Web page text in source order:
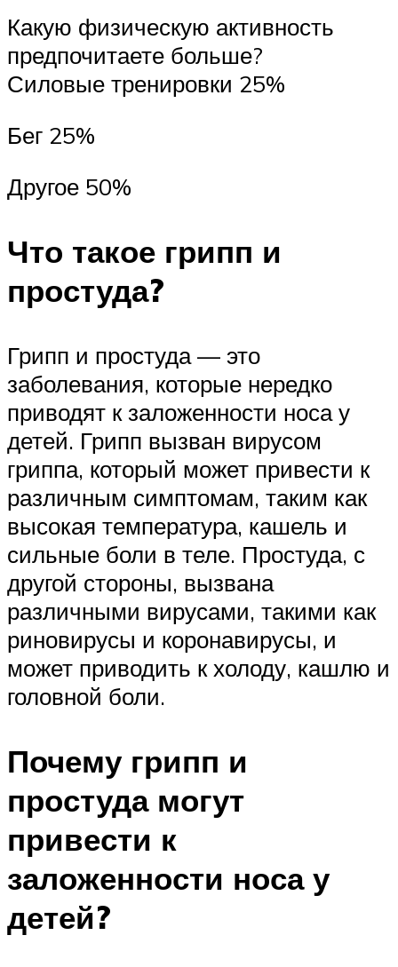
Какую физическую активность
предпочитаете больше?
Силовые тренировки 25%
Бег 25%
Другое 50%
Что такое грипп и
простуда?
Грипп и простуда — это
заболевания, которые нередко
приводят к заложенности носа у
детей. Грипп вызван вирусом
гриппа, который может привести к
различным симптомам, таким как
высокая температура, кашель и
сильные боли в теле. Простуда, с
другой стороны, вызвана
различными вирусами, такими как
риновирусы и коронавирусы, и
может приводить к холоду, кашлю и
головной боли.
Почему грипп и
простуда могут
привести к
заложенности носа у
детей?